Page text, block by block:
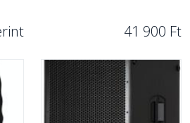
41 900 Ft